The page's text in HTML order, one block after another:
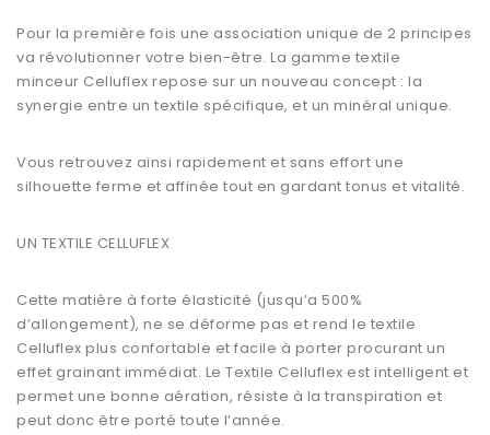
Pour la première fois une association unique de 2 principes
va révolutionner votre bien-être. La gamme textile
minceur Celluflex repose sur un nouveau concept : la
synergie entre un textile spécifique, et un minéral unique.
Vous retrouvez ainsi rapidement et sans effort une
silhouette ferme et affinée tout en gardant tonus et vitalité.
UN TEXTILE CELLUFLEX
Cette matière à forte élasticité (jusqu’a 500%
d’allongement), ne se déforme pas et rend le textile
Celluflex plus confortable et facile à porter procurant un
effet grainant immédiat. Le Textile Celluflex est intelligent et
permet une bonne aération, résiste à la transpiration et
peut donc être porté toute l’année.